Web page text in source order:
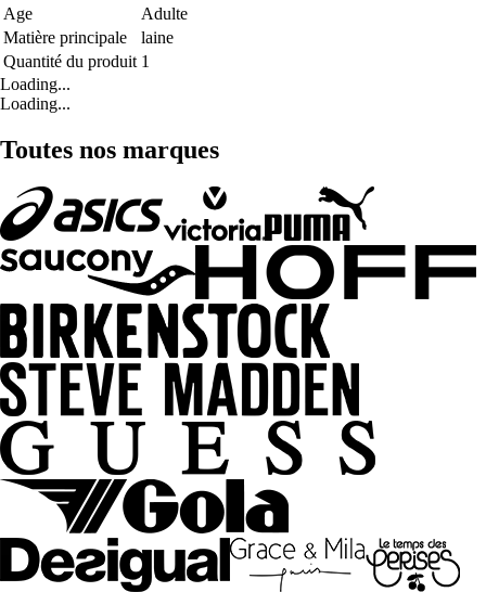
Age
Adulte
Matière principale
laine
Quantité du produit 1
Loading...
Loading...
Toutes nos marques